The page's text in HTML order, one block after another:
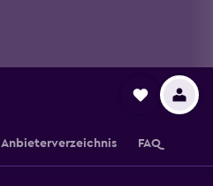
Anbieterverzeichnis FAQ